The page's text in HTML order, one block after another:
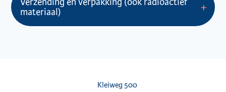
materiaal)
Kleiweg 500